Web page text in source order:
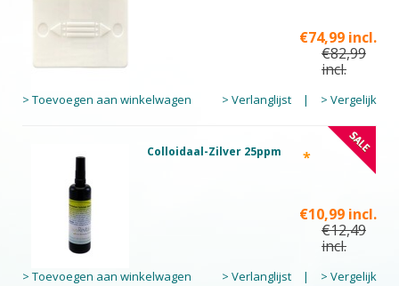
€74,99 incl.
€82,99
incl.
> Toevoegen aan winkelwagen > Verlanglijst | > Vergelijk
Colloidaal-Zilver 25ppm
€10,99 incl.
*
€12,49
incl.
> Toevoegen aan winkelwagen > Verlanglijst | > Vergelijk